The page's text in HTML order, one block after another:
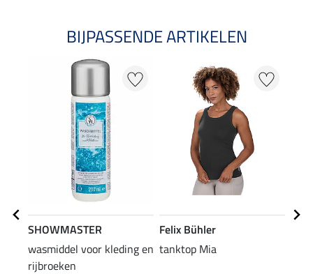
BIJPASSENDE ARTIKELEN
SHOWMASTER
wasmiddel voor kleding en
rijbroeken
Felix Bühler
tanktop Mia